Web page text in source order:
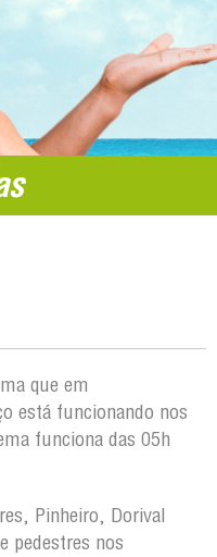
que em
está funcionando nos
funciona das 05h
Pinheiro, Dorival
pedestres nos